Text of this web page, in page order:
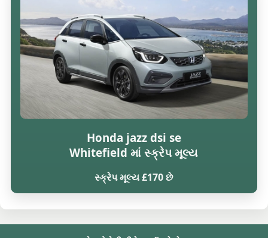
Honda jazz dsi se
Whitefield માં સ્ક્રેપ મૂલ્ય
સ્ક્રેપ મૂલ્ય £170 છે